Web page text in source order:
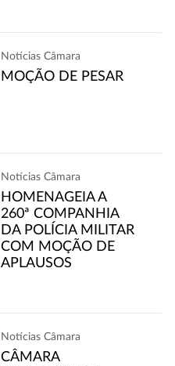
Notícias Câmara
MOÇÃO DE PESAR
Notícias Câmara
HOMENAGEIA A
260ª COMPANHIA
DA POLÍCIA MILITAR
COM MOÇÃO DE
APLAUSOS
Notícias Câmara
CÂMARA